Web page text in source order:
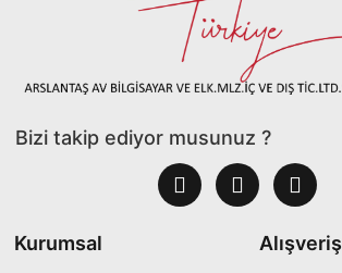
Bizi takip ediyor musunuz ?
Kurumsal Alışveriş